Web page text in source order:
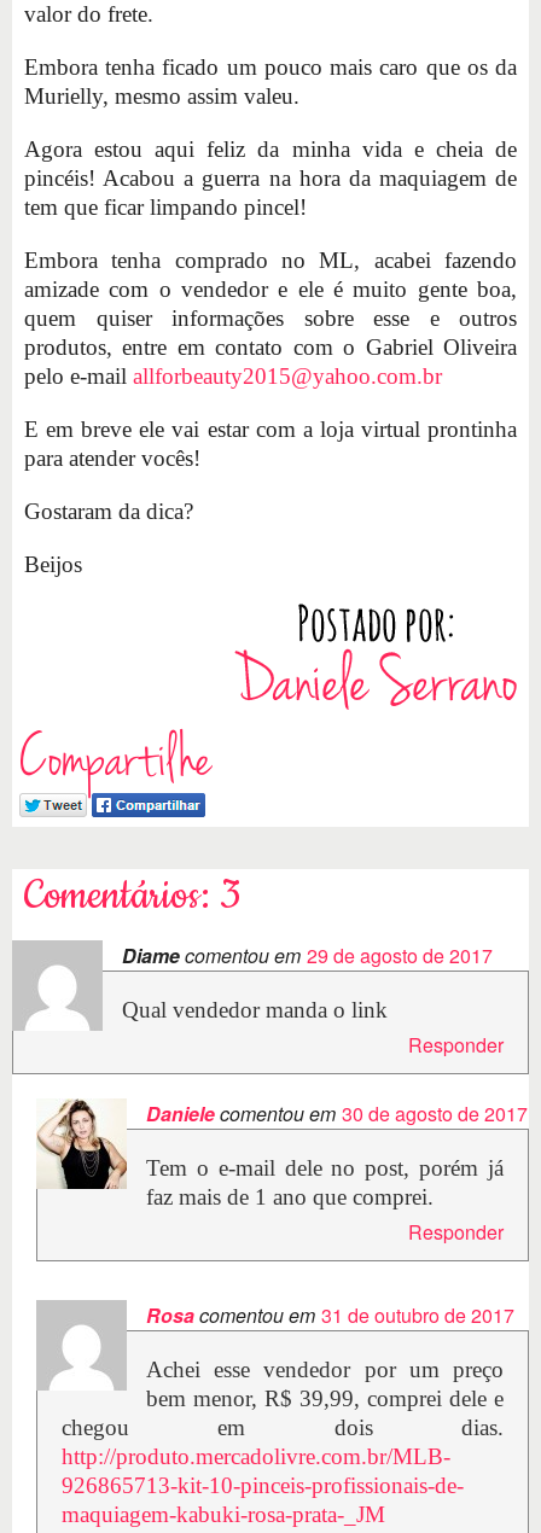
valor do frete.
Embora tenha ficado um pouco mais caro que os da
Murielly, mesmo assim valeu.
Agora estou aqui feliz da minha vida e cheia de
pincéis! Acabou a guerra na hora da maquiagem de
tem que ficar limpando pincel!
Embora tenha comprado no ML, acabei fazendo
amizade com o vendedor e ele é muito gente boa,
quem quiser informações sobre esse e outros
produtos, entre em contato com o Gabriel Oliveira
pelo e-mail allforbeauty2015@yahoo.com.br
E em breve ele vai estar com a loja virtual prontinha
para atender vocês!
Gostaram da dica?
Beijos
Compartilhe
Comentários: 3
Diamecomentou em 29 de agosto de 2017
Qual vendedor manda o link
Responder
Danielecomentou em 30 de agosto de 2017
Tem o e-mail dele no post, porém já
faz mais de 1 ano que comprei.
Responder
Rosacomentou em 31 de outubro de 2017
Achei esse vendedor por um preço
bem menor, R$ 39,99, comprei dele e
chegou em dois dias.
http://produto.mercadolivre.com.br/MLB-
926865713-kit-10-pinceis-profissionais-de-
maquiagem-kabuki-rosa-prata-_JM